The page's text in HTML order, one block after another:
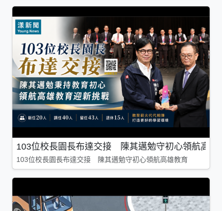
103位校長園長布達交接 陳其邁勉守初心領航高雄
103位校長園長布達交接 陳其邁勉守初心領航高雄教育